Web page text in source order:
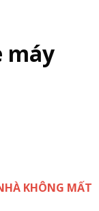
máy
KHÔNG MẤT